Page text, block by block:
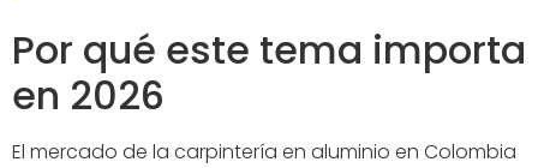
Por qué este tema importa
en 2026
El mercado de la carpintería en aluminio en Colombia